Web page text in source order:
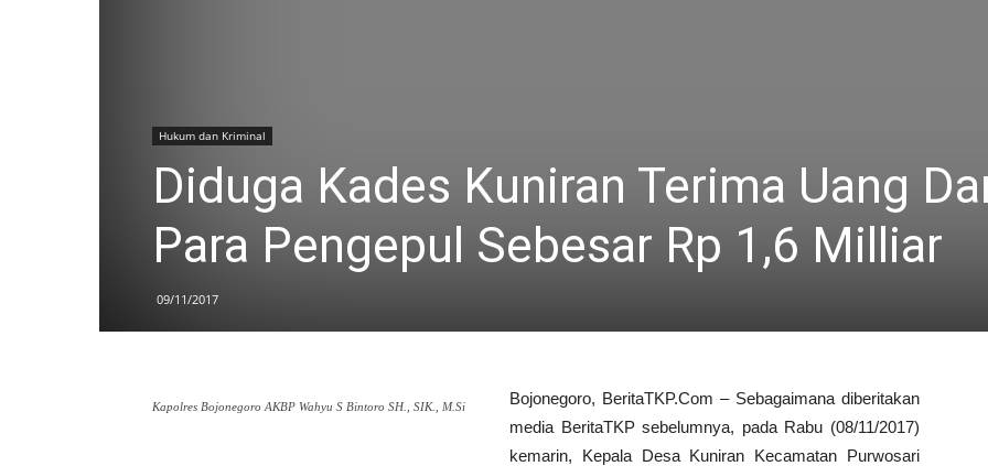
Hukum dan Kriminal
Diduga Kades Kuniran Terima Uang
Para Pengepul Sebesar Rp 1,6 Milliar
09/11/2017
Kapolres Bojonegoro AKBP Wahyu S Bintoro SH., SIK., M.Si
Bojonegoro, BeritaTKP.Com – Sebagaimana diberitakan
media BeritaTKP sebelumnya, pada Rabu (08/11/2017)
kemarin, Kepala Desa Kuniran Kecamatan Purwosari